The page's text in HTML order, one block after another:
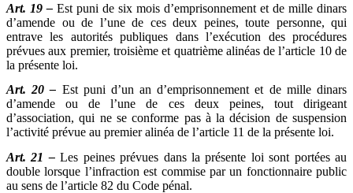
Art. 19 – Est puni de six mois d’emprisonnement et de mille dinars
d’amende ou de l’une de ces deux peines, toute personne, qui
entrave les autorités publiques dans l’exécution des procédures
prévues aux premier, troisième et quatrième alinéas de l’article 10 de
la présente loi.
Art. 20 – Est puni d’un an d’emprisonnement et de mille dinars
d’amende ou de l’une de ces deux peines, tout dirigeant
d’association, qui ne se conforme pas à la décision de suspension
l’activité prévue au premier alinéa de l’article 11 de la présente loi.
Art. 21 –Les peines prévues dans la présente loi sont portées au
double lorsque l’infraction est commise par un fonctionnaire public
au sens de l’article 82 du Code pénal.